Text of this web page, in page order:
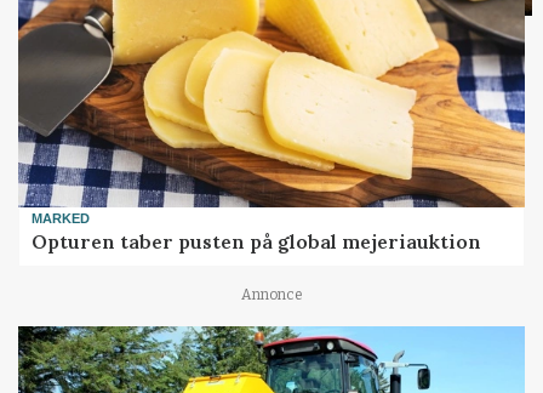
MARKED
Opturen taber pusten på global mejeriauktion
Annonce